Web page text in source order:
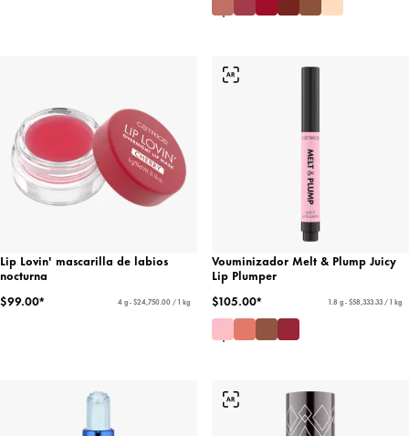
Lip Lovin' mascarilla de labios
nocturna
$99.00*
4 g - $24,750.00 / 1 kg
Vouminizador Melt & Plump Juicy
Lip Plumper
$105.00*
1.8 g - $58,333.33 / 1 kg